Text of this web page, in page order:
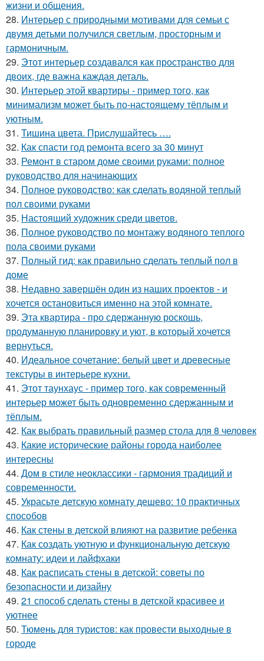
жизни и общения.
28. Интерьер с природными мотивами для семьи с
двумя детьми получился светлым, просторным и
гармоничным.
29. Этот интерьер создавался как пространство для
двоих, где важна каждая деталь.
30. Интерьер этой квартиры - пример того, как
минимализм может быть по-настоящему тёплым и
уютным.
31. Тишина цвета. Прислушайтесь ….
32. Как спасти год ремонта всего за 30 минут
33. Ремонт в старом доме своими руками: полное
руководство для начинающих
34. Полное руководство: как сделать водяной теплый
пол своими руками
35. Настоящий художник среди цветов.
36. Полное руководство по монтажу водяного теплого
пола своими руками
37. Полный гид: как правильно сделать теплый пол в
доме
38. Недавно завершён один из наших проектов - и
хочется остановиться именно на этой комнате.
39. Эта квартира - про сдержанную роскошь,
продуманную планировку и уют, в который хочется
вернуться.
40. Идеальное сочетание: белый цвет и древесные
текстуры в интерьере кухни.
41. Этот таунхаус - пример того, как современный
интерьер может быть одновременно сдержанным и
тёплым.
42. Как выбрать правильный размер стола для 8 человек
43. Какие исторические районы города наиболее
интересны
44. Дом в стиле неоклассики - гармония традиций и
современности.
45. Украсьте детскую комнату дешево: 10 практичных
способов
46. Как стены в детской влияют на развитие ребенка
47. Как создать уютную и функциональную детскую
комнату: идеи и лайфхаки
48. Как расписать стены в детской: советы по
безопасности и дизайну
49. 21 способ сделать стены в детской красивее и
уютнее
50. Тюмень для туристов: как провести выходные в
городе